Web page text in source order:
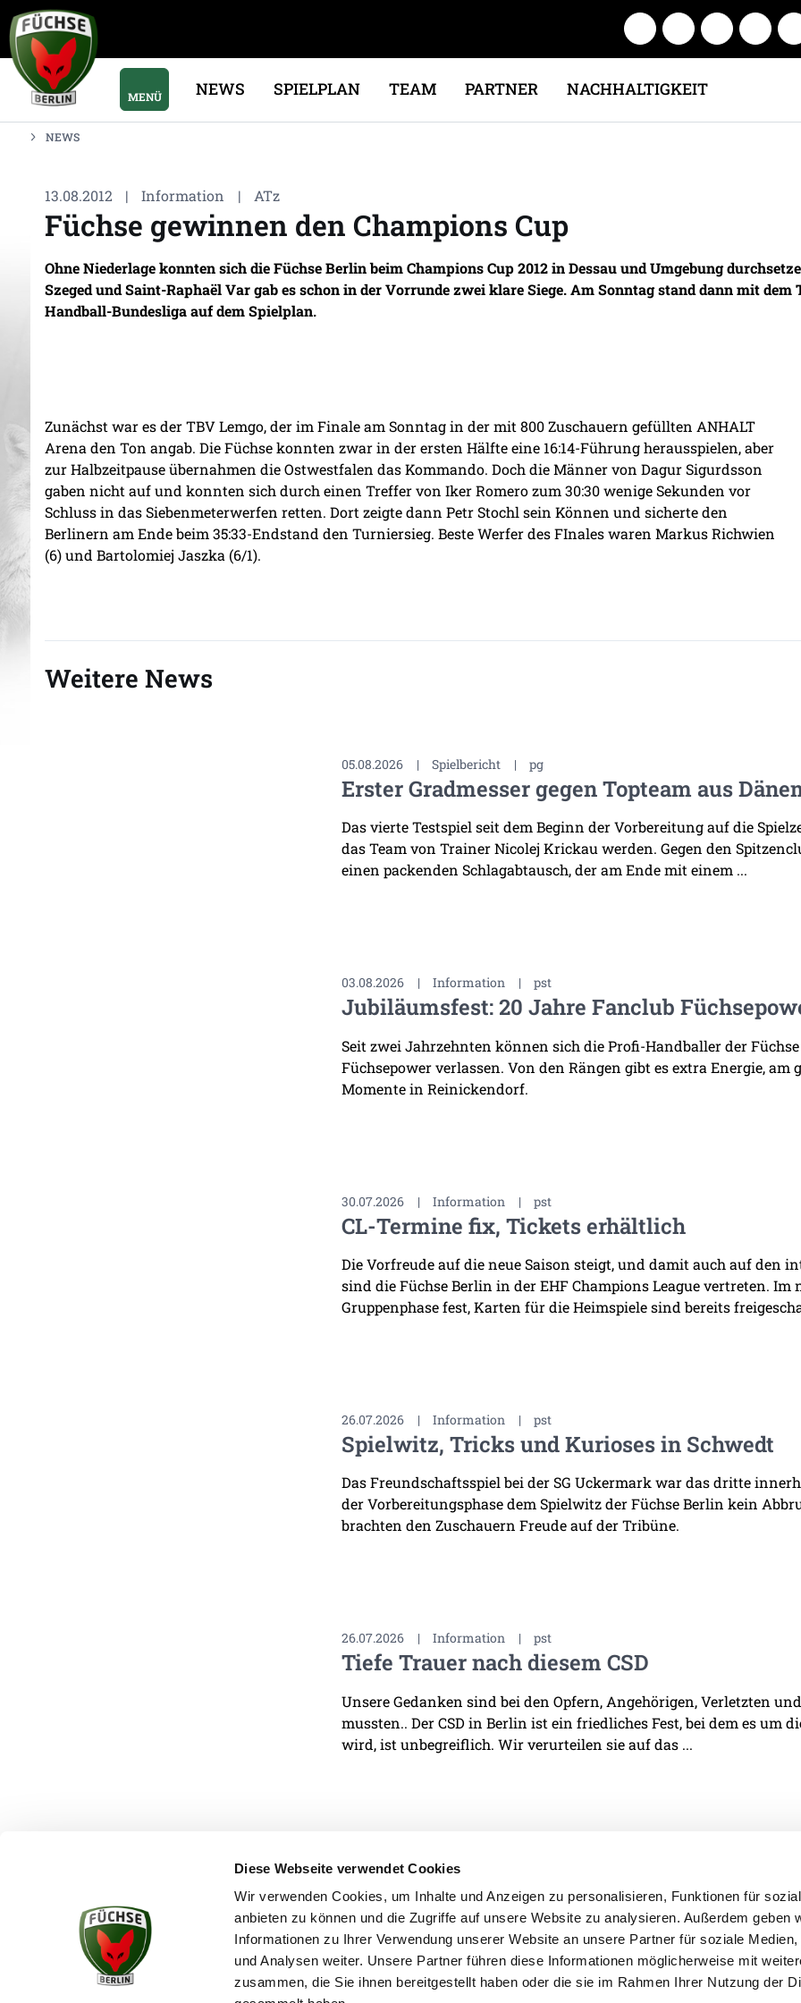
Diese Webseite verwendet Cookies
Wir verwenden Cookies, um Inhalte und Anzeigen zu personalisieren, Funktionen für
anbieten zu können und die Zugriffe auf unsere Website zu analysieren. Außerdem geben
Informationen zu Ihrer Verwendung unserer Website an unsere Partner für soziale Medien,
und Analysen weiter. Unsere Partner führen diese Informationen möglicherweise mit
zusammen, die Sie ihnen bereitgestellt haben oder die sie im Rahmen Ihrer Nutzung der
MENÜ NEWS SPIELPLAN TEAM PARTNER NACHHALTIGKEIT
NEWS
13.08.2012 | Information | ATz
Füchse gewinnen den Champions Cup
Ohne Niederlage konnten sich die Füchse Berlin beim Champions Cup 2012 in Dessau und Umgebung
Szeged und Saint-Raphaël Var gab es schon in der Vorrunde zwei klare Siege. Am Sonntag stand dann mit
Handball-Bundesliga auf dem Spielplan.
Zunächst war es der TBV Lemgo, der im Finale am Sonntag in der mit 800 Zuschauern gefüllten ANHALT
Arena den Ton angab. Die Füchse konnten zwar in der ersten Hälfte eine 16:14-Führung herausspielen, aber
zur Halbzeitpause übernahmen die Ostwestfalen das Kommando. Doch die Männer von Dagur Sigurdsson
gaben nicht auf und konnten sich durch einen Treffer von Iker Romero zum 30:30 wenige Sekunden vor
Schluss in das Siebenmeterwerfen retten. Dort zeigte dann Petr Stochl sein Können und sicherte den
Berlinern am Ende beim 35:33-Endstand den Turniersieg. Beste Werfer des FInales waren Markus Richwien
(6) und Bartolomiej Jaszka (6/1).
Weitere News
05.08.2026 | Spielbericht | pg
Erster Gradmesser gegen Topteam aus
Das vierte Testspiel seit dem Beginn der Vorbereitung auf die
das Team von Trainer Nicolej Krickau werden. Gegen den
einen packenden Schlagabtausch, der am Ende mit einem ...
03.08.2026 | Information | pst
Jubiläumsfest: 20 Jahre Fanclub
Seit zwei Jahrzehnten können sich die Profi-Handballer der
Füchsepower verlassen. Von den Rängen gibt es extra Energie,
Momente in Reinickendorf.
30.07.2026 | Information | pst
CL-Termine fix, Tickets erhältlich
Die Vorfreude auf die neue Saison steigt, und damit auch auf den
sind die Füchse Berlin in der EHF Champions League vertreten.
Gruppenphase fest, Karten für die Heimspiele sind bereits
26.07.2026 | Information | pst
Spielwitz, Tricks und Kurioses in Schwedt
Das Freundschaftsspiel bei der SG Uckermark war das dritte
der Vorbereitungsphase dem Spielwitz der Füchse Berlin kein
brachten den Zuschauern Freude auf der Tribüne.
26.07.2026 | Information | pst
Tiefe Trauer nach diesem CSD
Unsere Gedanken sind bei den Opfern, Angehörigen, Verletzten
mussten.. Der CSD in Berlin ist ein friedliches Fest, bei dem es um
wird, ist unbegreiflich. Wir verurteilen sie auf das ...
KONTAKT IMPRESSUM